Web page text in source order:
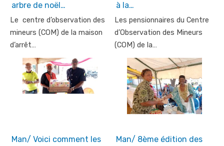
arbre de noël…
Le centre d’observation des
mineurs (COM) de la maison
d’arrêt…
à la…
Les pensionnaires du Centre
d’Observation des Mineurs
(COM) de la…
Man/ Voici comment les Man/ 8ème édition des